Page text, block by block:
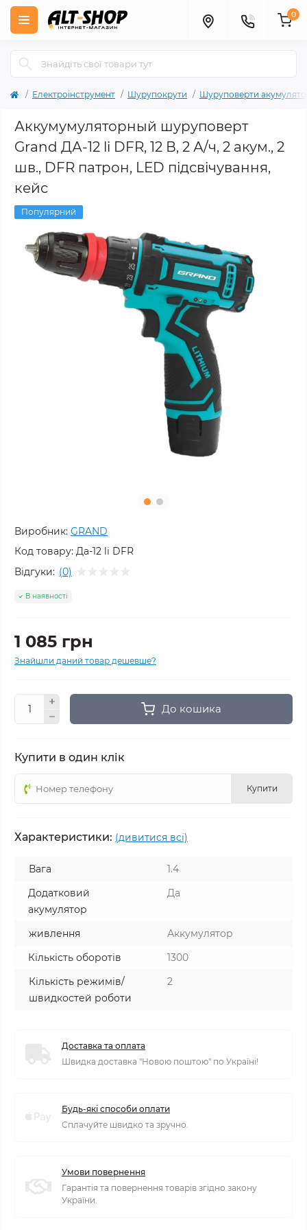
0
Електроінструмент Шурупокрути Шуруповерти
Аккумумуляторный шуруповерт
Grand ДА-12 li DFR, 12 В, 2 А/ч, 2 акум., 2
шв., DFR патрон, LED підсвічування,
кейс
Популярний
Виробник: GRAND
Код товару: Да-12 li DFR
Відгуки: (0)
В наявності
1 085 грн
Знайшли даний товар дешевше?
До кошика
Купити в один клік
Купити
Характеристики: (дивитися всі)
Вага
1.4
Додатковий
акумулятор
Да
живлення
Аккумулятор
Кількість оборотів
1300
Кількість режимів/
швидкостей роботи
2
Доставка та оплата
Швидка доставка "Новою поштою" по Україні!
Будь-які способи оплати
Сплачуйте швидко та зручно.
Умови повернення
Гарантія та повернення товарів згідно закону
України.